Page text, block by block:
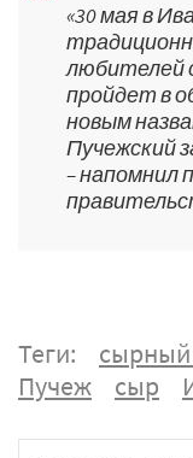
«30 мая в
любителей
пройдет в
новым
Пучежский
– напомнил
Теги:
Пучеж
сыр